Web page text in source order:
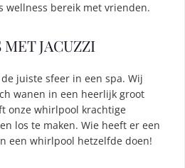
wellness bereik met vrienden.
MET JACUZZI
juiste sfeer in een spa. Wij
wanen in een heerlijk groot
onze whirlpool krachtige
los te maken. Wie heeft er een
een whirlpool hetzelfde doen!